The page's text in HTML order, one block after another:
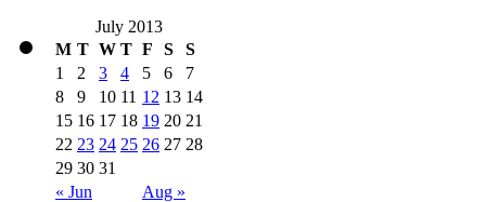
July 2013
M T W T F S S
« Jun Aug »
1 2 3 4 5 6
7
8
9 10 11 12 13 14
15 16 17 18 19 20 21
22 23 24 25 26 27 28
29 30 31